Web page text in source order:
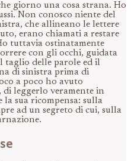
giorno una cosa strana. Ho
Non conosco niente del
che allineano le lettere
erano chiamati a restare
tuttavia ostinatamente
con gli occhi, guidata
taglio delle parole ed il
di sinistra prima di
a poco ho avuto
di leggerlo veramente in
la sua ricompensa: sulla
ad un segreto di cui, sulla